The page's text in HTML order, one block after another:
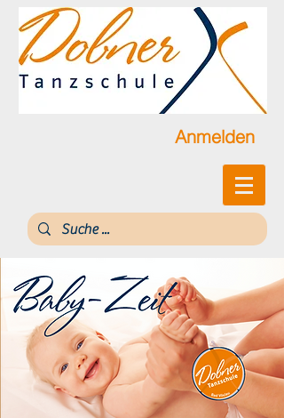
Anmelden